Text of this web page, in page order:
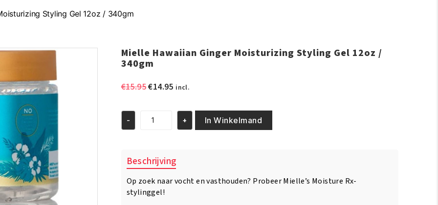
Styling Gel 12oz / 340gm
Mielle Hawaiian Ginger Moisturizing Styling Gel 12oz /
340gm
€15.95Oorspronkelijke
€15.95.
€14.95Huidige
is:
€14.95.
incl.
Mielle
Styling
12oz
- + In Winkelmand
Beschrijving
Op zoek naar vocht en vasthouden? Probeer Mielle’s Moisture Rx-
stylinggel!